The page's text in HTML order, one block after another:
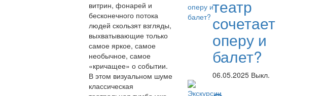
витрин, фонарей и
бесконечного потока
людей скользят взгляды,
выхватывающие только
самое яркое, самое
необычное, самое
«кричащее» о событии.
В этом визуальном шуме
классическая
театр
сочетает
оперу и
балет?
06.05.2025 Выкл.